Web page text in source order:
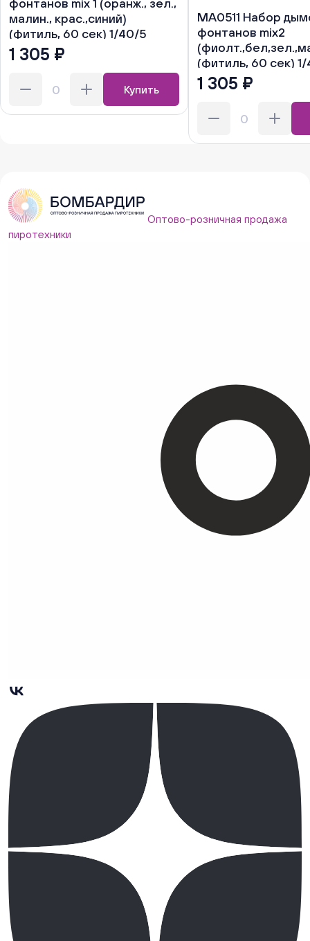
фонтанов mix 1 (оранж., зел.,
малин., крас.,синий)
(фитиль, 60 сек) 1/40/5
1 305 ₽
Купить
MA0511 Набор
фонтанов mix2
(фитиль, 60 сек)
1 305 ₽
Оптово-розничная продажа
пиротехники